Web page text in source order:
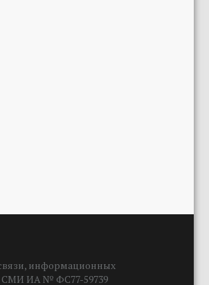
информационных
СМИ ИА № ФС77-59739